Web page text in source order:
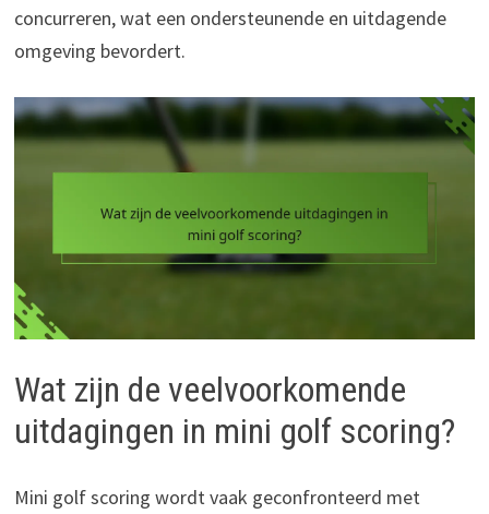
concurreren, wat een ondersteunende en uitdagende
omgeving bevordert.
Wat zijn de veelvoorkomende
uitdagingen in mini golf scoring?
Mini golf scoring wordt vaak geconfronteerd met